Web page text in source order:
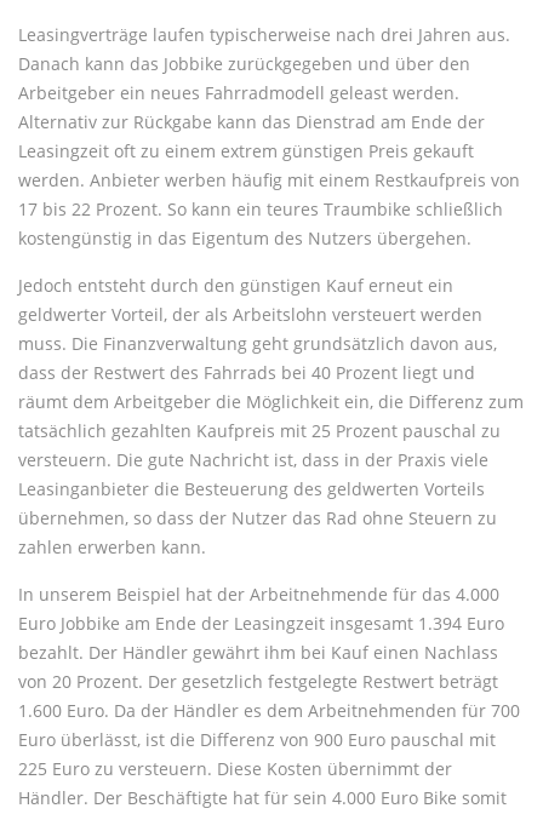
Leasingverträge laufen typischerweise nach drei Jahren aus.
Danach kann das Jobbike zurückgegeben und über den
Arbeitgeber ein neues Fahrradmodell geleast werden.
Alternativ zur Rückgabe kann das Dienstrad am Ende der
Leasingzeit oft zu einem extrem günstigen Preis gekauft
werden. Anbieter werben häufig mit einem Restkaufpreis von
17 bis 22 Prozent. So kann ein teures Traumbike schließlich
kostengünstig in das Eigentum des Nutzers übergehen.
Jedoch entsteht durch den günstigen Kauf erneut ein
geldwerter Vorteil, der als Arbeitslohn versteuert werden
muss. Die Finanzverwaltung geht grundsätzlich davon aus,
dass der Restwert des Fahrrads bei 40 Prozent liegt und
räumt dem Arbeitgeber die Möglichkeit ein, die Differenz zum
tatsächlich gezahlten Kaufpreis mit 25 Prozent pauschal zu
versteuern. Die gute Nachricht ist, dass in der Praxis viele
Leasinganbieter die Besteuerung des geldwerten Vorteils
übernehmen, so dass der Nutzer das Rad ohne Steuern zu
zahlen erwerben kann.
In unserem Beispiel hat der Arbeitnehmende für das 4.000
Euro Jobbike am Ende der Leasingzeit insgesamt 1.394 Euro
bezahlt. Der Händler gewährt ihm bei Kauf einen Nachlass
von 20 Prozent. Der gesetzlich festgelegte Restwert beträgt
1.600 Euro. Da der Händler es dem Arbeitnehmenden für 700
Euro überlässt, ist die Differenz von 900 Euro pauschal mit
225 Euro zu versteuern. Diese Kosten übernimmt der
Händler. Der Beschäftigte hat für sein 4.000 Euro Bike somit